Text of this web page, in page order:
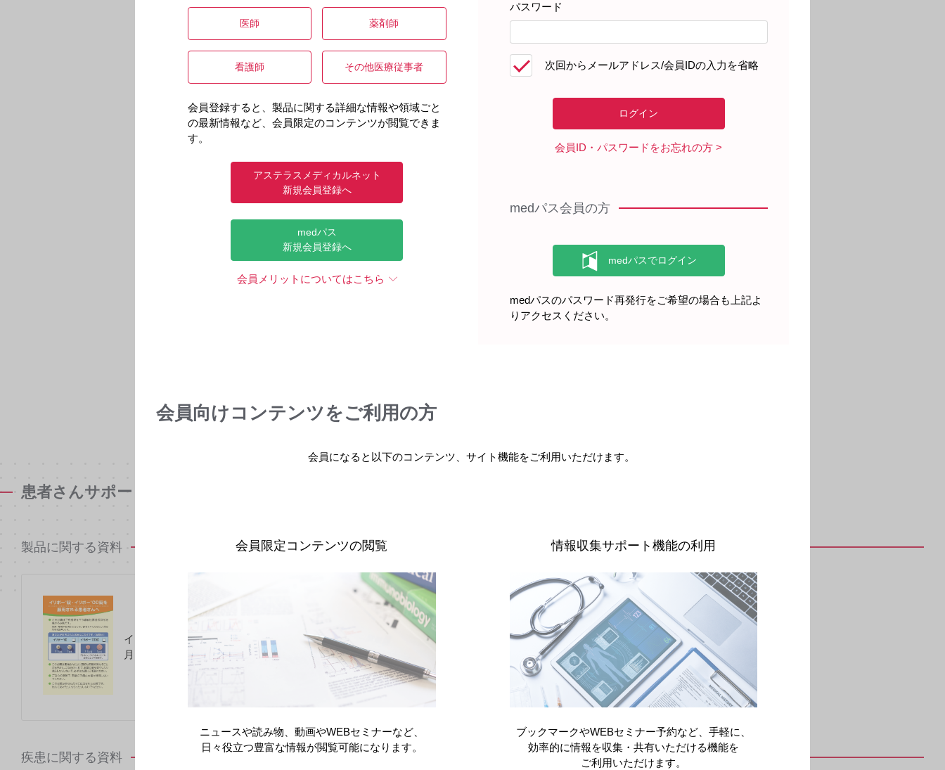
患者さんサポート資材
製品に関する資料
イリボー錠・イリボーOD錠を服用される患者さんへ（2024年9
月）
疾患に関する資料
医師 薬剤師
看護師 その他医療従事者
会員登録すると、製品に関する詳細な情報や領域ごと
の最新情報など、会員限定のコンテンツが閲覧できま
す。
アステラスメディカルネット
新規会員登録へ
medパス
新規会員登録へ
会員メリットについてはこちら
パスワード
次回からメールアドレス/会員IDの入力を省略
会員ID・パスワードをお忘れの方
medパス会員の方
medパスのパスワード再発行をご希望の場合も上記よ
りアクセスください。
会員向けコンテンツをご利用の方
会員になると以下のコンテンツ、サイト機能をご利用いただけます。
会員限定コンテンツの閲覧
ニュースや読み物、動画やWEBセミナーなど、
日々役立つ豊富な情報が閲覧可能になります。
情報収集サポート機能の利用
ブックマークやWEBセミナー予約など、手軽に、
効率的に情報を収集・共有いただける機能を
ご利用いただけます。